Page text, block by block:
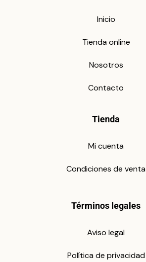
Inicio
Tienda online
Nosotros
Contacto
Tienda
Mi cuenta
Condiciones de venta
Términos legales
Aviso legal
Política de privacidad